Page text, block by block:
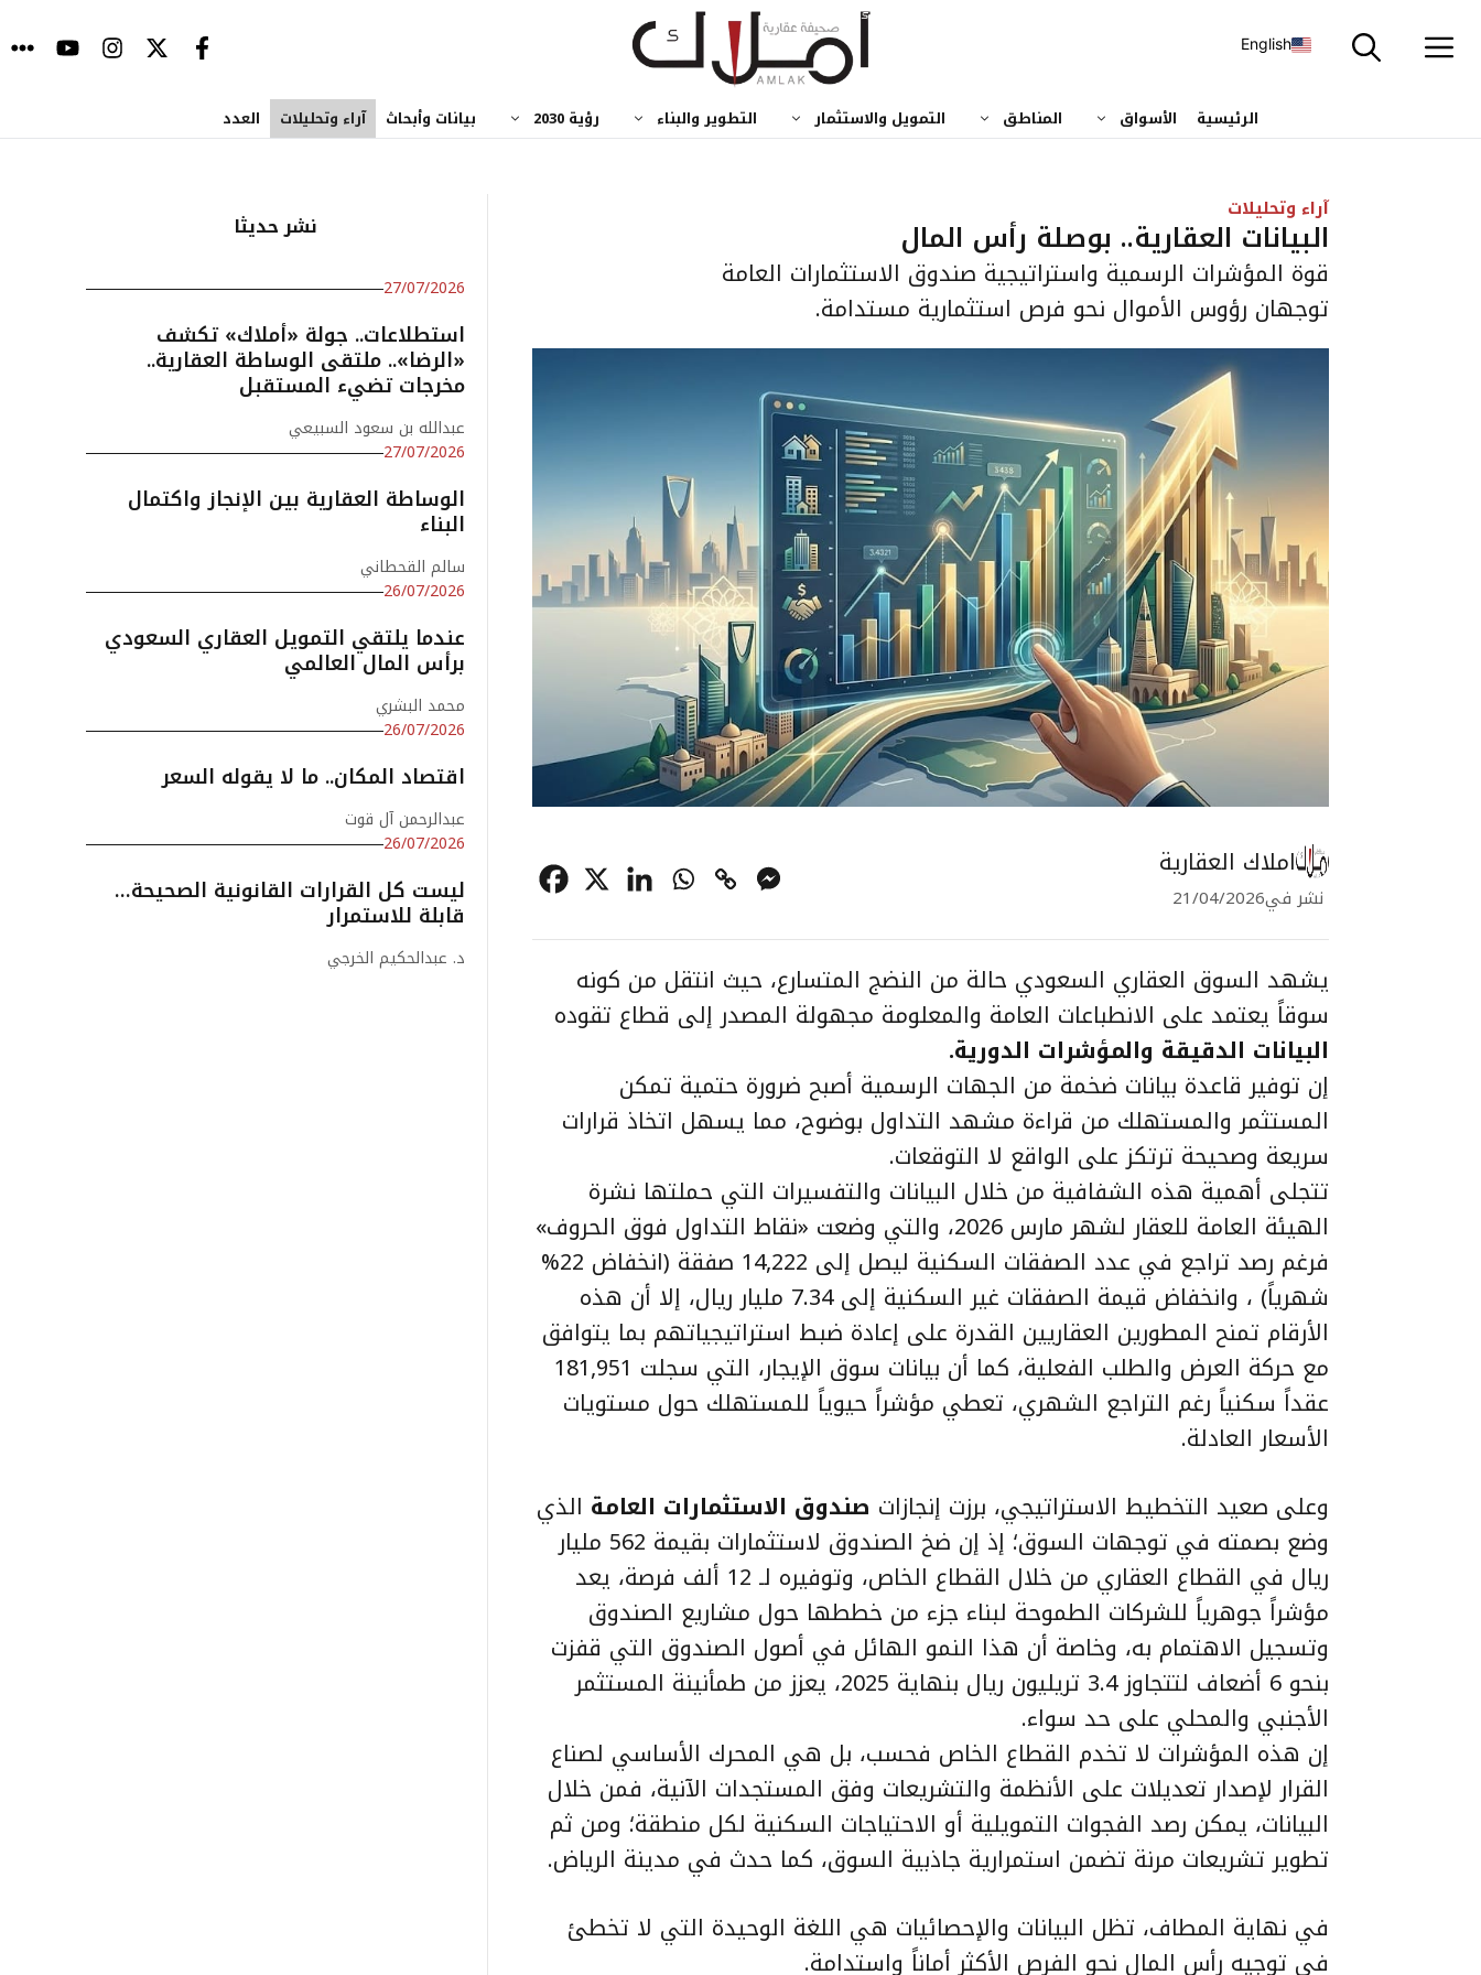
إلى
English
الرئيسية الأسواق المناطق التمويل والاستثمار التطوير والبناء رؤية 2030 بيانات وأبحاث آراء وتحليلات العدد
آراء وتحليلات
البيانات العقارية.. بوصلة رأس المال
قوة المؤشرات الرسمية واستراتيجية صندوق الاستثمارات العامة
توجهان رؤوس الأموال نحو فرص استثمارية مستدامة.
املاك العقارية
نشر في21/04/2026
يشهد السوق العقاري السعودي حالة من النضج المتسارع، حيث انتقل من كونه
سوقاً يعتمد على الانطباعات العامة والمعلومة مجهولة المصدر إلى قطاع تقوده
البيانات الدقيقة والمؤشرات الدورية.
إن توفير قاعدة بيانات ضخمة من الجهات الرسمية أصبح ضرورة حتمية تمكن
المستثمر والمستهلك من قراءة مشهد التداول بوضوح، مما يسهل اتخاذ قرارات
سريعة وصحيحة ترتكز على الواقع لا التوقعات.
تتجلى أهمية هذه الشفافية من خلال البيانات والتفسيرات التي حملتها نشرة
الهيئة العامة للعقار لشهر مارس 2026، والتي وضعت «نقاط التداول فوق الحروف»
فرغم رصد تراجع في عدد الصفقات السكنية ليصل إلى 14,222 صفقة (انخفاض 22%
شهرياً) ، وانخفاض قيمة الصفقات غير السكنية إلى 7.34 مليار ريال، إلا أن هذه
الأرقام تمنح المطورين العقاريين القدرة على إعادة ضبط استراتيجياتهم بما يتوافق
مع حركة العرض والطلب الفعلية، كما أن بيانات سوق الإيجار، التي سجلت 181,951
عقداً سكنياً رغم التراجع الشهري، تعطي مؤشراً حيوياً للمستهلك حول مستويات
الأسعار العادلة.
وعلى صعيد التخطيط الاستراتيجي، برزت إنجازات صندوق الاستثمارات العامة الذي
وضع بصمته في توجهات السوق؛ إذ إن ضخ الصندوق لاستثمارات بقيمة 562 مليار
ريال في القطاع العقاري من خلال القطاع الخاص، وتوفيره لـ 12 ألف فرصة، يعد
مؤشراً جوهرياً للشركات الطموحة لبناء جزء من خططها حول مشاريع الصندوق
وتسجيل الاهتمام به، وخاصة أن هذا النمو الهائل في أصول الصندوق التي قفزت
بنحو 6 أضعاف لتتجاوز 3.4 تريليون ريال بنهاية 2025، يعزز من طمأنينة المستثمر
الأجنبي والمحلي على حد سواء.
إن هذه المؤشرات لا تخدم القطاع الخاص فحسب، بل هي المحرك الأساسي لصناع
القرار لإصدار تعديلات على الأنظمة والتشريعات وفق المستجدات الآنية، فمن خلال
البيانات، يمكن رصد الفجوات التمويلية أو الاحتياجات السكنية لكل منطقة؛ ومن ثم
تطوير تشريعات مرنة تضمن استمرارية جاذبية السوق، كما حدث في مدينة الرياض.
في نهاية المطاف، تظل البيانات والإحصائيات هي اللغة الوحيدة التي لا تخطئ
في توجيه رأس المال نحو الفرص الأكثر أماناً واستدامة.
نشر حديثا
27/07/2026
استطلاعات.. جولة «أملاك» تكشف
«الرضا».. ملتقى الوساطة العقارية..
مخرجات تضيء المستقبل
عبدالله بن سعود السبيعي
27/07/2026
الوساطة العقارية بين الإنجاز واكتمال
البناء
سالم القحطاني
26/07/2026
عندما يلتقي التمويل العقاري السعودي
برأس المال العالمي
محمد البشري
26/07/2026
اقتصاد المكان.. ما لا يقوله السعر
عبدالرحمن آل قوت
26/07/2026
ليست كل القرارات القانونية الصحيحة…
قابلة للاستمرار
د. عبدالحكيم الخرجي